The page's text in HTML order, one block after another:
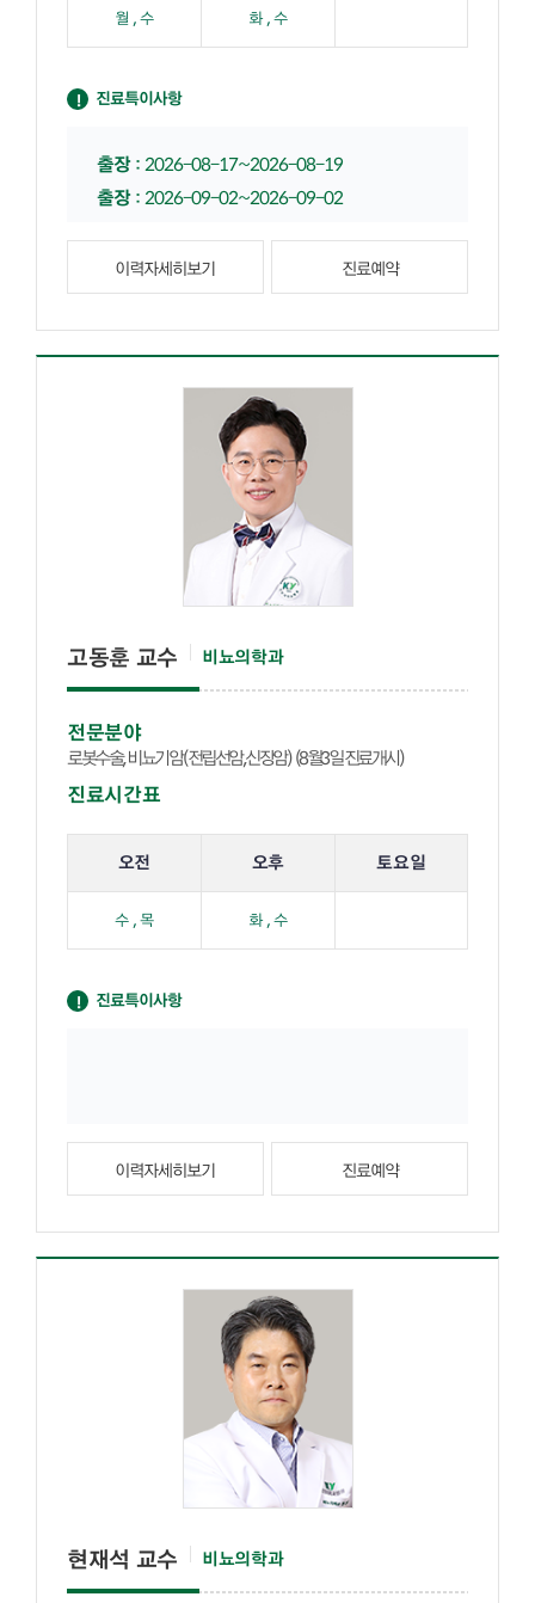
월 , 수 화 , 수
진료특이사항
출장:2026-08-17~2026-08-19
출장:2026-09-02~2026-09-02
이력자세히보기 진료예약
고동훈 교수 비뇨의학과
전문분야
로봇수술, 비뇨기암(전립선암,신장암) (8월3일 진료개시)
진료시간표
오전 오후 토요일
수 , 목 화 , 수
진료특이사항
이력자세히보기 진료예약
현재석 교수 비뇨의학과